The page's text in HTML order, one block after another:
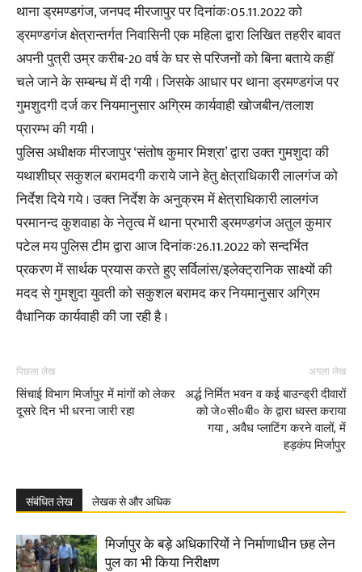
थाना ड्रमण्डगंज, जनपद मीरजापुर पर दिनांकः05.11.2022 को
ड्रमण्डगंज क्षेत्रान्तर्गत निवासिनी एक महिला द्वारा लिखित तहरीर बावत
अपनी पुत्री उम्र करीब-20 वर्ष के घर से परिजनों को बिना बताये कहीं
चले जाने के सम्बन्ध में दी गयी । जिसके आधार पर थाना ड्रमण्डगंज पर
गुमशुदगी दर्ज कर नियमानुसार अग्रिम कार्यवाही खोजबीन/तलाश
प्रारम्भ की गयी ।
पुलिस अधीक्षक मीरजापुर ‘संतोष कुमार मिश्रा’ द्वारा उक्त गुमशुदा की
यथाशीघ्र सकुशल बरामदगी कराये जाने हेतु क्षेत्राधिकारी लालगंज को
निर्देश दिये गये । उक्त निर्देश के अनुक्रम में क्षेत्राधिकारी लालगंज
परमानन्द कुशवाहा के नेतृत्व में थाना प्रभारी ड्रमण्डगंज अतुल कुमार
पटेल मय पुलिस टीम द्वारा आज दिनांकः26.11.2022 को सन्दर्भित
प्रकरण में सार्थक प्रयास करते हुए सर्विलांस/इलेक्ट्रानिक साक्ष्यों की
मदद से गुमशुदा युवती को सकुशल बरामद कर नियमानुसार अग्रिम
वैधानिक कार्यवाही की जा रही है ।
पिछला लेख
सिंचाई विभाग मिर्जापुर में मांगों को लेकर
दूसरे दिन भी धरना जारी रहा
अगला लेख
अर्द्ध निर्मित भवन व कई बाउन्ड्री दीवारों
को जे०सी०बी० के द्वारा ध्वस्त कराया
गया , अवैध प्लाटिंग करने वालों, में
हड़कंप मिर्जापुर
संबंधित लेख लेखक से और अधिक
मिर्जापुर के बड़े अधिकारियों ने निर्माणाधीन छह लेन
पुल का भी किया निरीक्षण